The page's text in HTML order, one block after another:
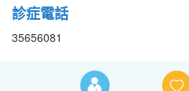
診症電話
35656081